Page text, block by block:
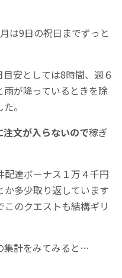
は9日の祝日までずっと
安としては8時間、週６
が降っているときを除
。
注文が入らないので稼ぎ
達ボーナス１万４千円
か多少取り返しています
のクエストも結構ギリ
集計をみてみると…